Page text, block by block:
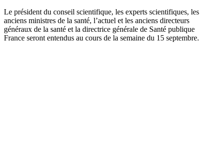
Le président du conseil scientifique, les experts scientifiques, les
anciens ministres de la santé, l’actuel et les anciens directeurs
généraux de la santé et la directrice générale de Santé publique
France seront entendus au cours de la semaine du 15 septembre.